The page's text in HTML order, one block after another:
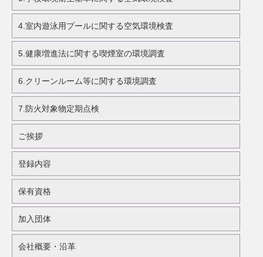
4.室内遊泳用プールに関する空気環境検査
5.健康増進法に関する喫煙室の環境調査
6.クリーンルーム等に関する環境調査
7.防火対象物定期点検
ご挨拶
登録内容
保有資格
加入団体
会社概要・沿革